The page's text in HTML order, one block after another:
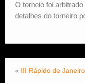
O torneio foi arbitrado
detalhes do torneiro
« III Rápido de